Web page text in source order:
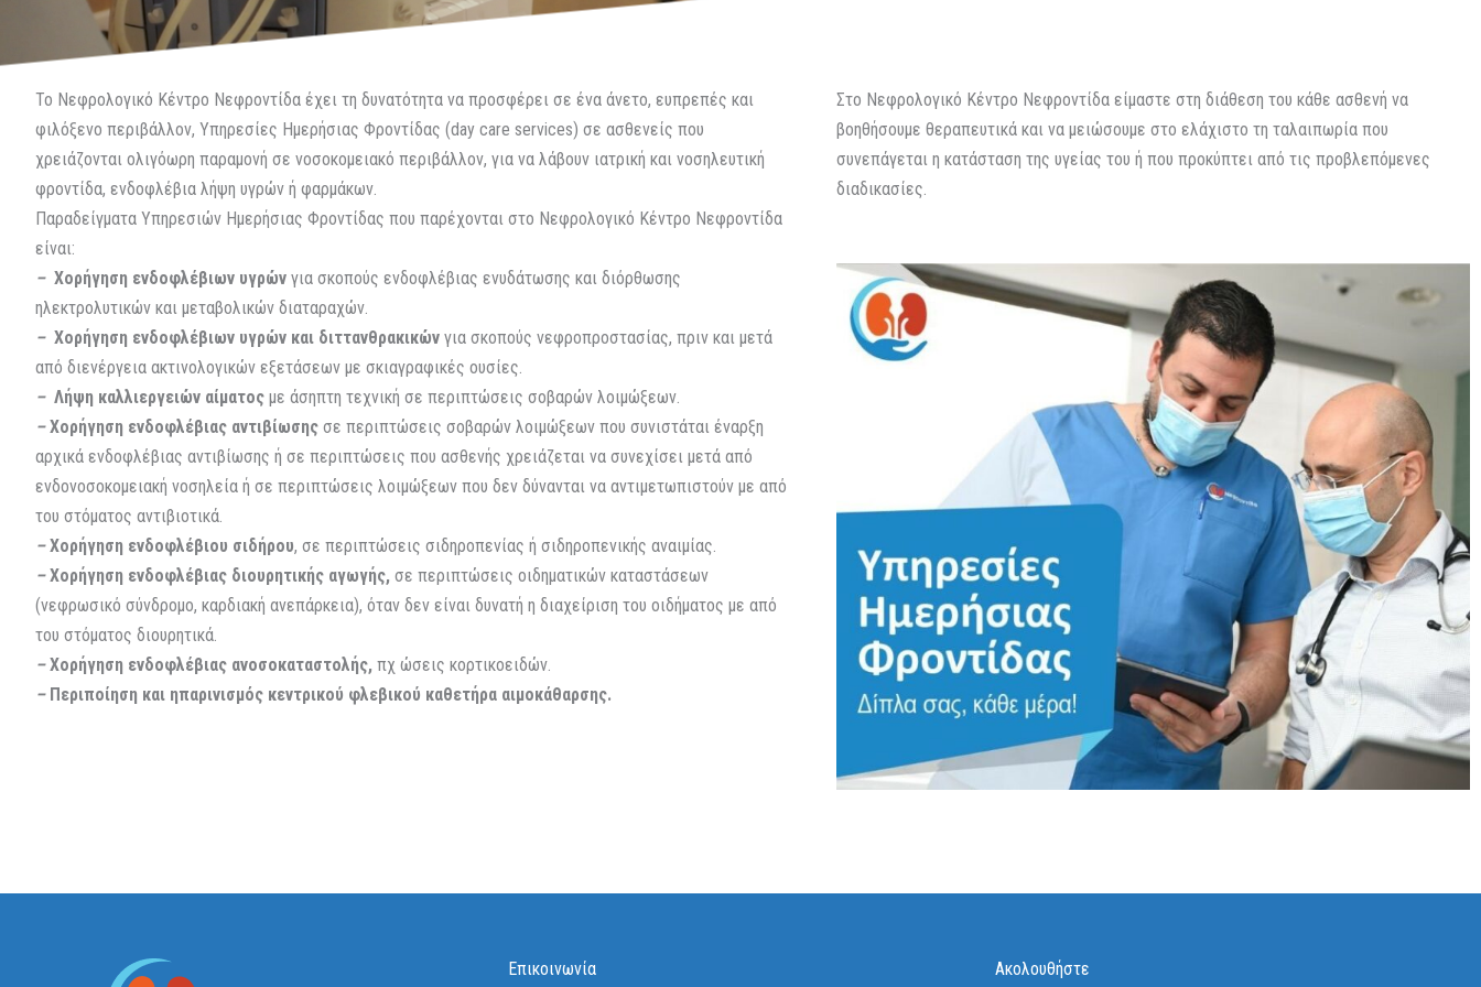
Το Νεφρολογικό Κέντρο Νεφροντίδα έχει τη δυνατότητα να προσφέρει σε ένα άνετο, ευπρεπές και
φιλόξενο περιβάλλον, Υπηρεσίες Ημερήσιας Φροντίδας (day care services) σε ασθενείς που
χρειάζονται ολιγόωρη παραμονή σε νοσοκομειακό περιβάλλον, για να λάβουν ιατρική και νοσηλευτική
φροντίδα, ενδοφλέβια λήψη υγρών ή φαρμάκων.
Παραδείγματα Υπηρεσιών Ημερήσιας Φροντίδας που παρέχονται στο Νεφρολογικό Κέντρο Νεφροντίδα
είναι:
–Χορήγηση ενδοφλέβιων υγρών για σκοπούς ενδοφλέβιας ενυδάτωσης και διόρθωσης
ηλεκτρολυτικών και μεταβολικών διαταραχών.
–Χορήγηση ενδοφλέβιων υγρών και διττανθρακικών για σκοπούς νεφροπροστασίας, πριν και μετά
από διενέργεια ακτινολογικών εξετάσεων με σκιαγραφικές ουσίες.
–Λήψη καλλιεργειών αίματος με άσηπτη τεχνική σε περιπτώσεις σοβαρών λοιμώξεων.
–Χορήγηση ενδοφλέβιας αντιβίωσης σε περιπτώσεις σοβαρών λοιμώξεων που συνιστάται έναρξη
αρχικά ενδοφλέβιας αντιβίωσης ή σε περιπτώσεις που ασθενής χρειάζεται να συνεχίσει μετά από
ενδονοσοκομειακή νοσηλεία ή σε περιπτώσεις λοιμώξεων που δεν δύνανται να αντιμετωπιστούν με από
του στόματος αντιβιοτικά.
–Χορήγηση ενδοφλέβιου σιδήρου, σε περιπτώσεις σιδηροπενίας ή σιδηροπενικής αναιμίας.
–Χορήγηση ενδοφλέβιας διουρητικής αγωγής,σε περιπτώσεις οιδηματικών καταστάσεων
(νεφρωσικό σύνδρομο, καρδιακή ανεπάρκεια), όταν δεν είναι δυνατή η διαχείριση του οιδήματος με από
του στόματος διουρητικά.
–Χορήγηση ενδοφλέβιας ανοσοκαταστολής,πχ ώσεις κορτικοειδών.
– Περιποίηση και ηπαρινισμός κεντρικού φλεβικού καθετήρα αιμοκάθαρσης.
Στο Νεφρολογικό Κέντρο Νεφροντίδα είμαστε στη διάθεση του κάθε ασθενή να
βοηθήσουμε θεραπευτικά και να μειώσουμε στο ελάχιστο τη ταλαιπωρία που
συνεπάγεται η κατάσταση της υγείας του ή που προκύπτει από τις προβλεπόμενες
διαδικασίες.
Επικοινωνία Ακολουθήστε